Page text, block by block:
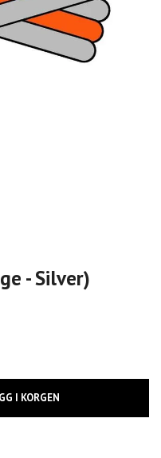
- Silver)
I KORGEN